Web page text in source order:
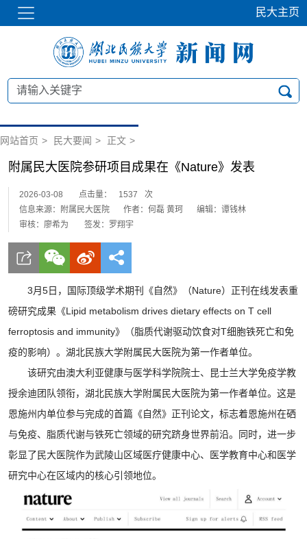
民大主页
网站首页 > 民大要闻 > 正文 >
附属民大医院参研项目成果在《Nature》发表
2026-03-08 点击量： 1537
次
信息来源：附属民大医院
作者：何磊 黄珂
编辑：谭钱林
审核：廖希为
签发：罗翔宇
3月5日，国际顶级学术期刊《自然》（Nature）正刊在线发表重
磅研究成果《Lipid metabolism drives dietary effects on T cell
ferroptosis and immunity》（脂质代谢驱动饮食对T细胞铁死亡和免
疫的影响）。湖北民族大学附属民大医院为第一作者单位。
该研究由澳大利亚健康与医学科学院院士、昆士兰大学免疫学教
授余迪团队领衔，湖北民族大学附属民大医院为第一作者单位。这是
恩施州内单位参与完成的首篇《自然》正刊论文，标志着恩施州在硒
与免疫、脂质代谢与铁死亡领域的研究跻身世界前沿。同时，进一步
彰显了民大医院作为武陵山区域医疗健康中心、医学教育中心和医学
研究中心在区域内的核心引领地位‌‌。